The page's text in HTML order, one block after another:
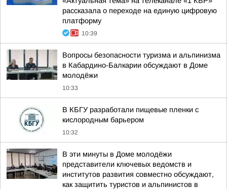
рассказала о переходе на единую цифровую
платформу
10:39
Вопросы безопасности туризма и альпинизма
в Кабардино-Балкарии обсуждают в Доме
молодёжи
10:33
В КБГУ разработали пищевые пленки с
кислородным барьером
10:32
В эти минуты в Доме молодёжи
представители ключевых ведомств и
институтов развития совместно обсуждают,
как защитить туристов и альпинистов в